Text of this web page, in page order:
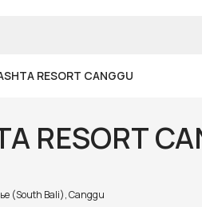
RESORT CANGGU
RESORT
(South Bali), Canggu